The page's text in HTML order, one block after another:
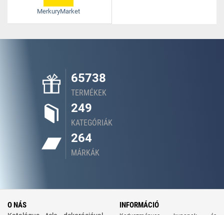
MerkuryMarket
65738
TERMÉKEK
249
KATEGÓRIÁK
264
MÁRKÁK
O NÁS INFORMÁCIÓ